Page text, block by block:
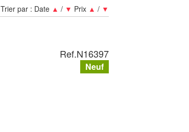
Trier par : Date ▲ / ▼ Prix ▲ / ▼
Ref.N16397
Neuf